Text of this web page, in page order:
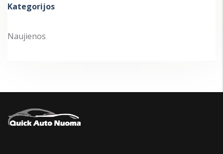
Kategorijos
Naujienos